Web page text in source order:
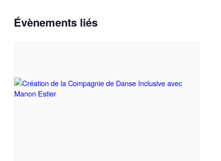
Évènements liés